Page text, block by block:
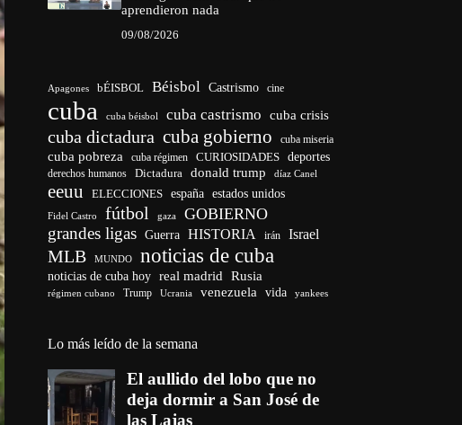
aprendieron nada
09/08/2026
Apagones bÉISBOL Béisbol Castrismo cine
cuba cuba béisbol cuba castrismo cuba crisis
cuba dictadura cuba gobierno cuba miseria
cuba pobreza cuba régimen CURIOSIDADES deportes
derechos humanos Dictadura donald trump díaz Canel
eeuu ELECCIONES españa estados unidos
Fidel Castro fútbol gaza GOBIERNO
grandes ligas Guerra HISTORIA irán Israel
MLB MUNDO noticias de cuba
noticias de cuba hoy real madrid Rusia
régimen cubano Trump Ucrania venezuela vida yankees
Lo más leído de la semana